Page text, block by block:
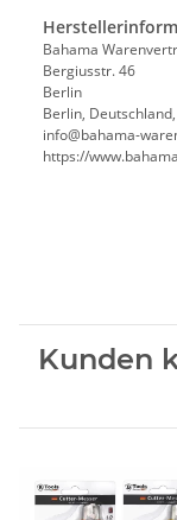
Bahama
Bergiusstr. 46
Berlin
Berlin,
ed.beirtrevneraw-
https://
Kunden